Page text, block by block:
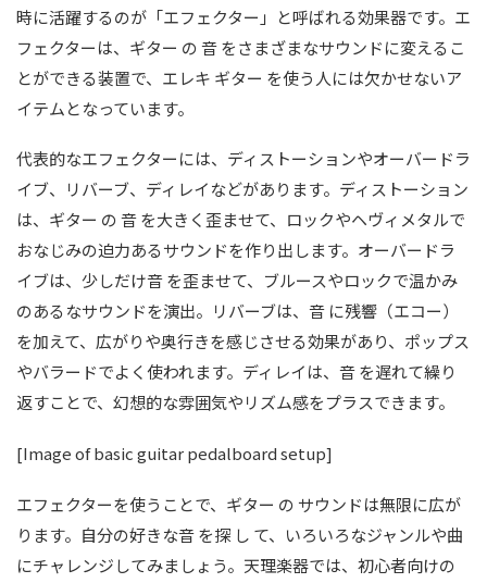
時に活躍するのが「エフェクター」と呼ばれる効果器です。エ
フェクターは、ギター の 音 をさまざまなサウンドに変えるこ
とができる装置で、エレキ ギター を使う人には欠かせないア
イテムとなっています。
代表的なエフェクターには、ディストーションやオーバードラ
イブ、リバーブ、ディレイなどがあります。ディストーション
は、ギター の 音 を大きく歪ませて、ロックやヘヴィメタルで
おなじみの迫力あるサウンドを作り出します。オーバードラ
イブは、少しだけ音 を歪ませて、ブルースやロックで温かみ
のあるなサウンドを演出。リバーブは、音 に残響（エコー）
を加えて、広がりや奥行きを感じさせる効果があり、ポップス
やバラードでよく使われます。ディレイは、音 を遅れて繰り
返すことで、幻想的な雰囲気やリズム感をプラスできます。
[Image of basic guitar pedalboard setup]
エフェクターを使うことで、ギター の サウンドは無限に広が
ります。自分の好きな音 を探 し て、いろいろなジャンルや曲
にチャレンジしてみましょう。天理楽器では、初心者向けの